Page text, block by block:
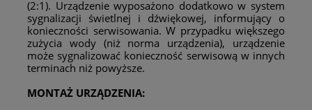
(2:1). Urządzenie wyposażono dodatkowo w system
sygnalizacji świetlnej i dźwiękowej, informujący o
konieczności serwisowania. W przypadku większego
zużycia wody (niż norma urządzenia), urządzenie
może sygnalizować konieczność serwisową w innych
terminach niż powyższe.
MONTAŻ URZĄDZENIA: